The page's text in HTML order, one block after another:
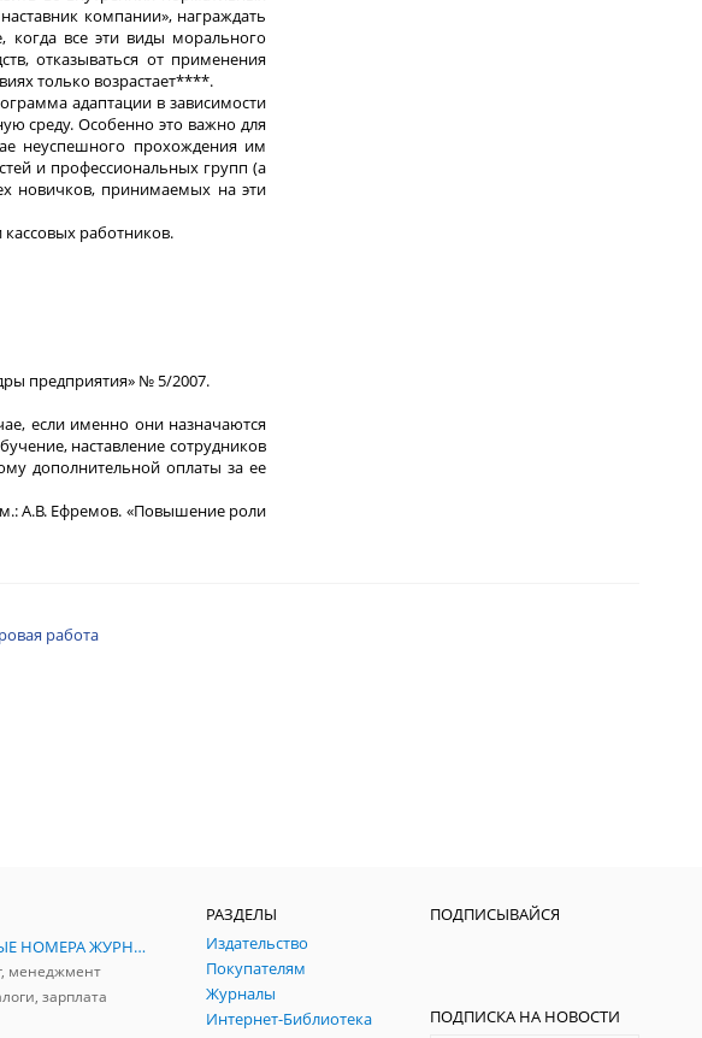
компании», награждать
когда все эти виды морального
отказываться от применения
только возрастает****.
адаптации в зависимости
среду. Особенно это важно для
неуспешного прохождения им
и профессиональных групп (а
новичков, принимаемых на эти
работников.
предприятия» № 5/2007.
если именно они назначаются
наставление сотрудников
дополнительной оплаты за ее
А.В. Ефремов. «Повышение роли
работа
ОТДЕЛЬНЫЕ НОМЕРА ЖУРНАЛОВ
менеджмент
зарплата
РАЗДЕЛЫ
Издательство
Покупателям
Журналы
Интернет-Библиотека
ПОДПИСЫВАЙСЯ
ПОДПИСКА НА НОВОСТИ